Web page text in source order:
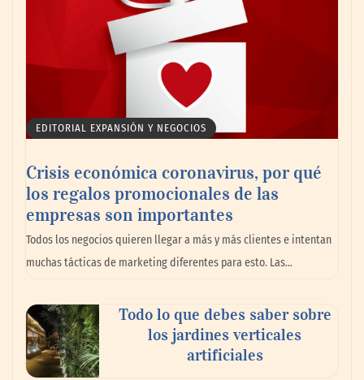
La omnicanalidad redefine la forma de
planear viajes en México
EDITORIAL EXPANSIÓN Y NEGOCIOS
Crisis económica coronavirus, por qué
los regalos promocionales de las
empresas son importantes
Todos los negocios quieren llegar a más y más clientes e intentan
muchas tácticas de marketing diferentes para esto. Las…
Todo lo que debes saber sobre
los jardines verticales
artificiales